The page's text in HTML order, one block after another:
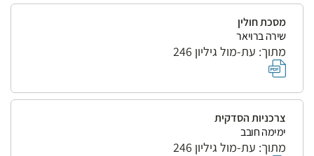
מסכת חולין
שירה ברויאר
מתוך: עת-מול גיליון 246
צרכניות הסדקית
ימימה חובב
מתוך: עת-מול גיליון 246